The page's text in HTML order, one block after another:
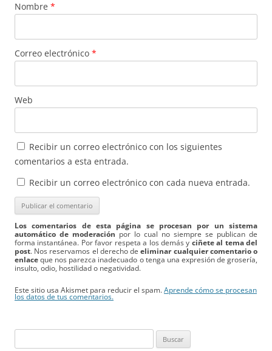
Nombre *
Correo electrónico *
Web
Recibir un correo electrónico con los siguientes
comentarios a esta entrada.
Recibir un correo electrónico con cada nueva entrada.
Los comentarios de esta página se procesan por un sistema
automático de moderación por lo cual no siempre se publican de
forma instantánea. Por favor respeta a los demás y ciñete al tema del
post. Nos reservamos el derecho deeliminar cualquier comentario o
enlace que nos parezca inadecuado o tenga una expresión de grosería,
insulto, odio, hostilidad o negatividad.
Este sitio usa Akismet para reducir el spam. Aprende cómo se procesan
los datos de tus comentarios.